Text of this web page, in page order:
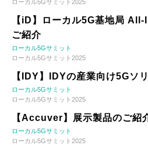
ローカル5Gサミット2025
【iD】ローカル5G基地局
ご紹介
ローカル5Gサミット
ローカル5Gサミット2025
【IDY】IDYの産業向け5Gソ
ローカル5Gサミット
ローカル5Gサミット2025
【Accuver】展示製品のご紹
ローカル5Gサミット
ローカル5Gサミット2025